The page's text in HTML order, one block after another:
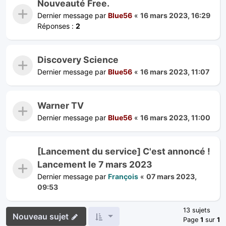
Nouveauté Free.
Dernier message par Blue56 « 16 mars 2023, 16:29
Réponses : 2
Discovery Science
Dernier message par Blue56 « 16 mars 2023, 11:07
Warner TV
Dernier message par Blue56 « 16 mars 2023, 11:00
[Lancement du service] C'est annoncé !
Lancement le 7 mars 2023
Dernier message par François « 07 mars 2023,
09:53
Nouveau sujet
13 sujets
Page 1 sur 1